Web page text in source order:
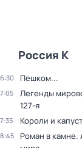
Россия К
Пешком...
Легенды
127-я
Короли и
Роман в